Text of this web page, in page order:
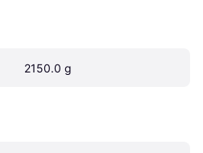
2150.0 g